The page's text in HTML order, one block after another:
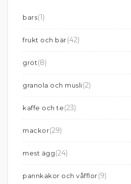
bars(1)
frukt och bär(42)
gröt(8)
granola och musli(2)
kaffe och te(23)
mackor(29)
mest ägg(24)
pannkakor och våfflor(9)